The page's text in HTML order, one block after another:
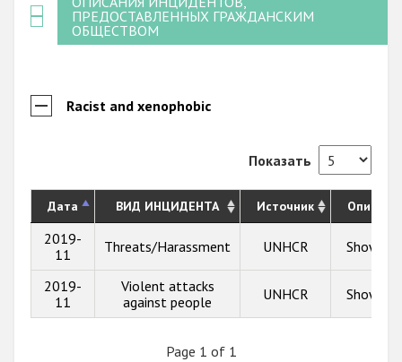
ПРЕДОСТАВЛЕННЫХ ГРАЖДАНСКИМ
ОБЩЕСТВОМ
Racist and xenophobic
Показать
Дата ВИД ИНЦИДЕНТА Источник
2019-
11
Threats/Harassment UNHCR Show
2019-
11
Violent attacks
against people
UNHCR Show
Page 1 of 1